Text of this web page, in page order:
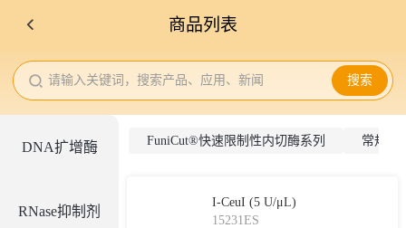
商品列表
请输入关键词，搜索产品、应用、新闻 搜索
DNA扩增酶
RNase抑制剂
FuniCut®快速限制性内切酶系列 常规限
I-CeuI (5 U/μL)
15231ES